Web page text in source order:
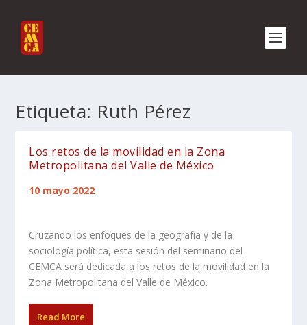
Etiqueta: Ruth Pérez
Los retos de la movilidad en la Zona
Metropolitana del Valle de México
10 mayo 2022
Cruzando los enfoques de la geografía y de la
sociología política, esta sesión del seminario del
CEMCA será dedicada a los retos de la movilidad en la
Zona Metropolitana del Valle de México.
Read More